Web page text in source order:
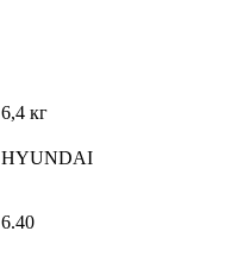
6,4 кг
HYUNDAI
6.40